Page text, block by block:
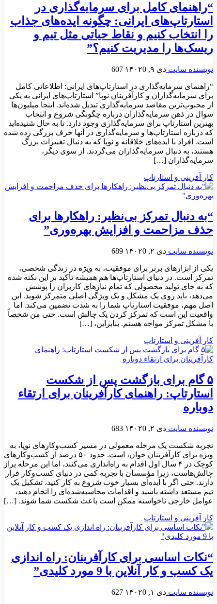
“راهنمای کامل برای سرمایه‌گذاری در
استارتاپ‌های ایرانی: چگونه ایده‌های جذاب
را انتخاب کنیم و نقاط حیاتی مثل تیم و
ریسک‌ها را مدیریت کنیم؟”
نویسنده سایت دی ۹, ۱۴۰۲ 0
607
“راهنمای سرمایه‌گذاری در استارتاپ‌های ایرانی: اطلاعاتی کامل
برای سرمایه‌گذاران و کارآفرینان نوپا” استارتاپ‌های ایرانی به یکی
از محبوب‌ترین مقاصد سرمایه‌گذاری تبدیل شده‌اند. اینجا میلیون‌ها
سوال در ذهن سرمایه‌گذاران درباره چگونگی شروع و انتخاب
بهترین استارتاپ برای سرمایه‌گذاری وجود دارد. تا به حال شنیده‌اید
که درباره استارتاپ‌ها و سرمایه‌گذاری در آنها حرف بزرگی زده شده
است. افراد با ایده‌های خلاقانه و نوپا که به دنبال تغییرات بزرگ
هستند، به دنبال سرمایه‌گذاران می‌گردند. از سوی دیگر،
سرمایه‌گذاران […]
کار آفرینی و استارتاپ
“به دنبال تمرکز بی‌نظیر: راهکارها برای
حذف مزاحمت و افزایش بهره‌وری”
نویسنده سایت دی ۲, ۱۴۰۲ 0
689
یکی از ابزارهای برتر برای موفقیت، به ویژه در زندگی شخصی،
تمرکز است. در دنیای استارتاپ‌ها هم همیشه تأکید بر این نکته شده
که به جای تولید محصولی که تمام نیازهای کاربران را پوشش
می‌دهد، باید روی یک مشکل و یک ویژگی اصلی متمرکز شوید. این
اصل مهم، موفقیت استارتاپ شما را به شدت تضمین می‌کند. اما
واقعیت این است که تمرکز کردن یک چالش است. حتی من شخصاً
با مشکل تمرکز مواجه هستم. بنابراین، […]
کار آفرینی و استارتاپ
۵ گام برای بازگشت پس از شکست
استارتاپ: راهنمای کارآفرینان برای ارتقاء
دوباره
نویسنده سایت دی ۲, ۱۴۰۲ 0
683
تجربه شکست یک مرحله معمولی در مسیر کسب‌وکارهای نوپا، به
ویژه برای کارآفرینان جوان، است. حدود ۵۰ درصد از کسب‌وکارهای
کوچک در ۴ سال اول اقدام به راه‌اندازی می‌کنند، اما این مرحله پراز
چالش‌هاست، زیرا مؤسسان با تجربه کمی در دنیای کسب‌وکار قرار
دارند. حتی اگر با ایده‌ای بسیار خوب شروع به کار کنید، تشکیل یک
تیم مستعد داشته باشید و اقدامات محاسبه‌شده‌ای را انجام دهید،
عوامل خارجی ناخواسته ممکن است باعث شکست شما شوند. […]
کار آفرینی و استارتاپ
“نکات اساسی برای کارآفرینان: راه اندازی
یک کسب و کار آنلاین با 9 مورد کلیدی”
نویسنده سایت دی ۱, ۱۴۰۲ 0
627